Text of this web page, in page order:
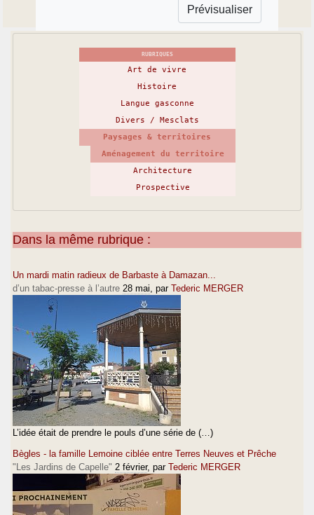
RUBRIQUES
Art de vivre
Histoire
Langue gasconne
Divers / Mesclats
Paysages & territoires
Aménagement du territoire
Architecture
Prospective
Dans la même rubrique :
Un mardi matin radieux de Barbaste à Damazan...
d’un tabac-presse à l’autre 28 mai , par Tederic MERGER
L’idée était de prendre le pouls d’une série de (…)
Bègles - la famille Lemoine ciblée entre Terres Neuves et Prêche
"Les Jardins de Capelle" 2 février, par Tederic MERGER